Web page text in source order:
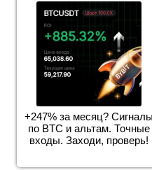
+247% за месяц? Сигналы
по BTC и альтам. Точные
входы. Заходи, проверь!
Спишите предложения
форме.1. Множество
кто с нашим проектом не
солгласил. сь выполнить
Пожалуйста,
соответствии с нормами
падежных форм
долг, исполнить